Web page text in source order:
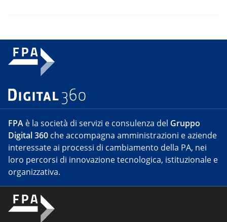
FPA è la società di servizi e consulenza del Gruppo
Digital 360 che accompagna amministrazioni e aziende
interessate ai processi di cambiamento della PA, nei
loro percorsi di innovazione tecnologica, istituzionale e
organizzativa.